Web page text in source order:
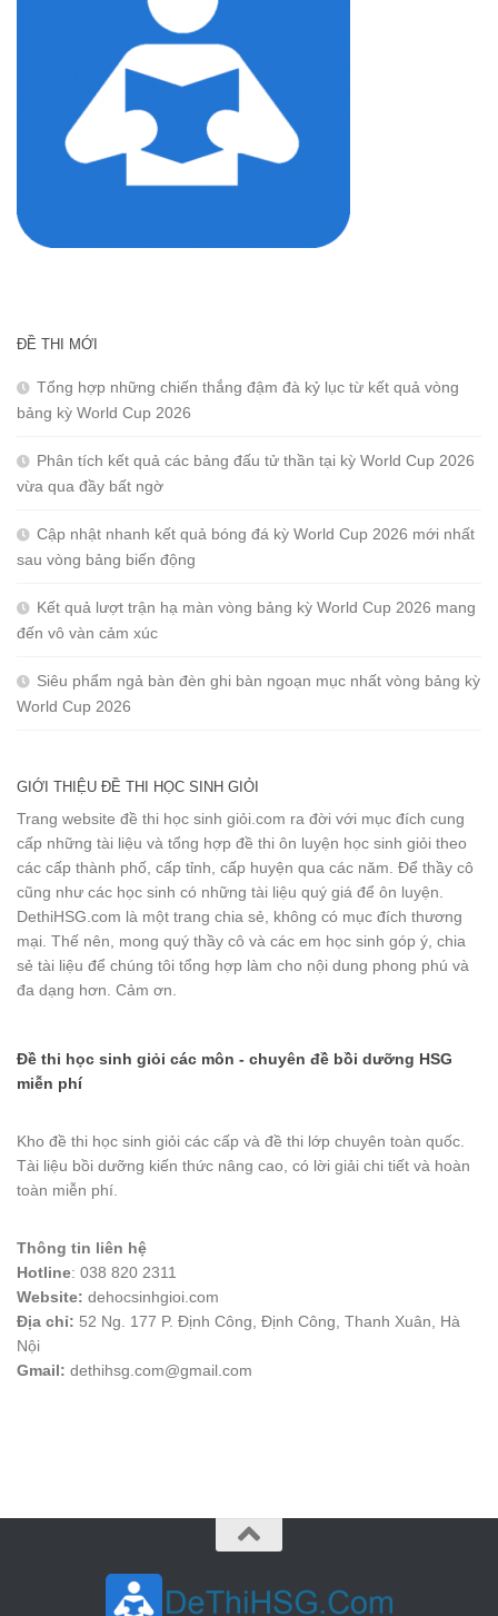
ĐỀ THI MỚI
Tổng hợp những chiến thắng đậm đà kỷ lục từ kết quả vòng
bảng kỳ World Cup 2026
Phân tích kết quả các bảng đấu tử thần tại kỳ World Cup 2026
vừa qua đầy bất ngờ
Cập nhật nhanh kết quả bóng đá kỳ World Cup 2026 mới nhất
sau vòng bảng biến động
Kết quả lượt trận hạ màn vòng bảng kỳ World Cup 2026 mang
đến vô vàn cảm xúc
Siêu phẩm ngả bàn đèn ghi bàn ngoạn mục nhất vòng bảng kỳ
World Cup 2026
GIỚI THIỆU ĐỀ THI HỌC SINH GIỎI
Trang website đề thi học sinh giỏi.com ra đời với mục đích cung
cấp những tài liệu và tổng hợp đề thi ôn luyện học sinh giỏi theo
các cấp thành phố, cấp tỉnh, cấp huyện qua các năm. Để thầy cô
cũng như các học sinh có những tài liệu quý giá để ôn luyện.
DethiHSG.com là một trang chia sẻ, không có mục đích thương
mại. Thế nên, mong quý thầy cô và các em học sinh góp ý, chia
sẻ tài liệu để chúng tôi tổng hợp làm cho nội dung phong phú và
đa dạng hơn. Cảm ơn.
Đề thi học sinh giỏi các môn - chuyên đề bồi dưỡng HSG
miễn phí
Kho đề thi học sinh giỏi các cấp và đề thi lớp chuyên toàn quốc.
Tài liệu bồi dưỡng kiến thức nâng cao, có lời giải chi tiết và hoàn
toàn miễn phí.
Thông tin liên hệ
Hotline: 038 820 2311
Website: dehocsinhgioi.com
Địa chỉ: 52 Ng. 177 P. Định Công, Định Công, Thanh Xuân, Hà
Nội
Gmail: dethihsg.com@gmail.com